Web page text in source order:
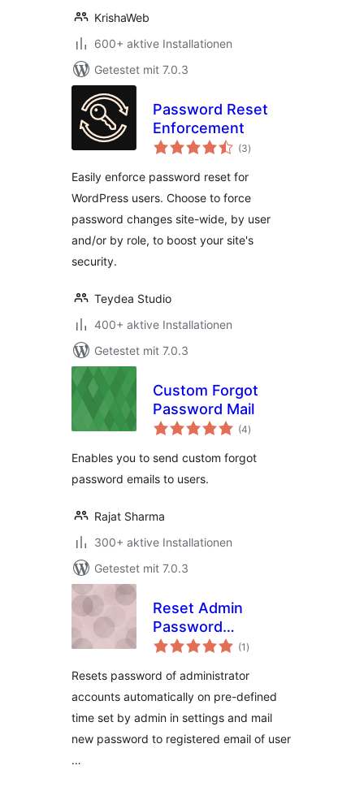
KrishaWeb
600+ aktive Installationen
Getestet mit 7.0.3
Password Reset
Enforcement
(3Bewertungen
insgesamt
)
Easily enforce password reset for
WordPress users. Choose to force
password changes site-wide, by user
and/or by role, to boost your site's
security.
Teydea Studio
400+ aktive Installationen
Getestet mit 7.0.3
Custom Forgot
Password Mail
(4Bewertungen
insgesamt
)
Enables you to send custom forgot
password emails to users.
Rajat Sharma
300+ aktive Installationen
Getestet mit 7.0.3
Reset Admin
Password
Periodically (1 Bewertungen
insgesamt
)
Resets password of administrator
accounts automatically on pre-defined
time set by admin in settings and mail
new password to registered email of user
…